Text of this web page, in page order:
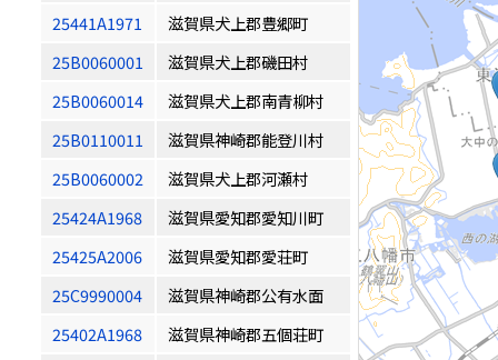
25441A1971
滋賀県犬上郡豊郷町
25B0060001
滋賀県犬上郡磯田村
25B0060014
滋賀県犬上郡南青柳村
25B0110011
滋賀県神崎郡能登川村
25B0060002
滋賀県犬上郡河瀬村
25424A1968
滋賀県愛知郡愛知川町
25425A2006
滋賀県愛知郡愛荘町
25C9990004
滋賀県神崎郡公有水面
25402A1968
滋賀県神崎郡五個荘町